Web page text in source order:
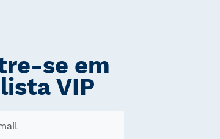
se em
VIP